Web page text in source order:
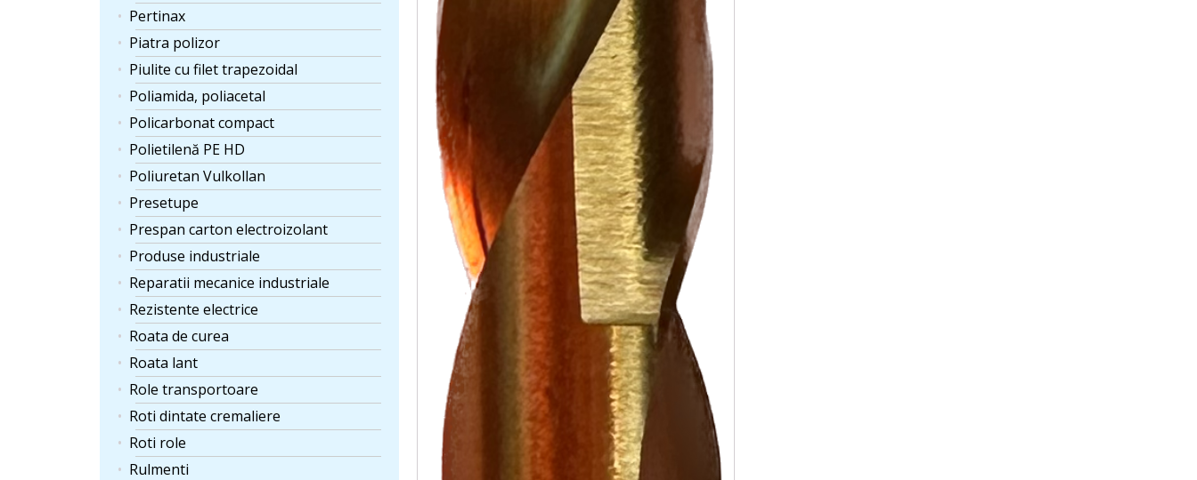
Pertinax
Piatra polizor
Piulite cu filet trapezoidal
Poliamida, poliacetal
Policarbonat compact
Polietilenă PE HD
Poliuretan Vulkollan
Presetupe
Prespan carton electroizolant
Produse industriale
Reparatii mecanice industriale
Rezistente electrice
Roata de curea
Roata lant
Role transportoare
Roti dintate cremaliere
Roti role
Rulmenti